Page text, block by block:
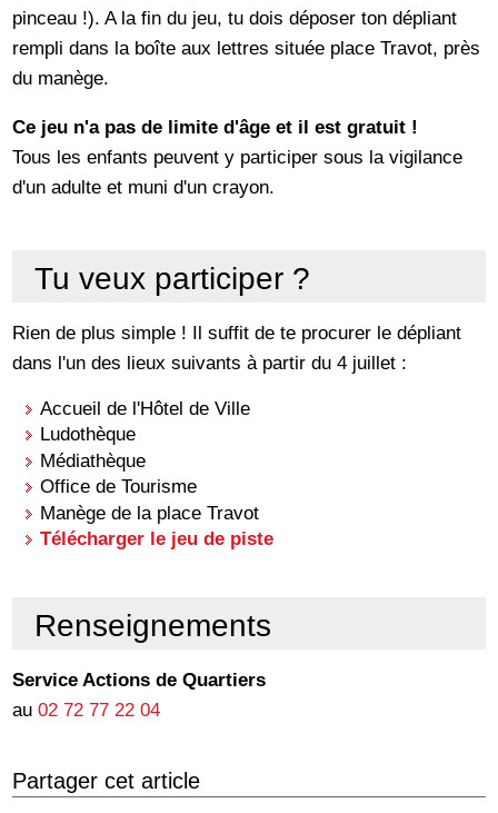
pinceau !). A la fin du jeu, tu dois déposer ton dépliant
rempli dans la boîte aux lettres située place Travot, près
du manège.
Ce jeu n'a pas de limite d'âge et il est gratuit !
Tous les enfants peuvent y participer sous la vigilance
d'un adulte et muni d'un crayon.
Tu veux participer ?
Rien de plus simple ! Il suffit de te procurer le dépliant
dans l'un des lieux suivants à partir du 4 juillet :
Accueil de l'Hôtel de Ville
Ludothèque
Médiathèque
Office de Tourisme
Manège de la place Travot
Télécharger le jeu de piste
Renseignements
Service Actions de Quartiers
au02 72 77 22 04
Partager cet article